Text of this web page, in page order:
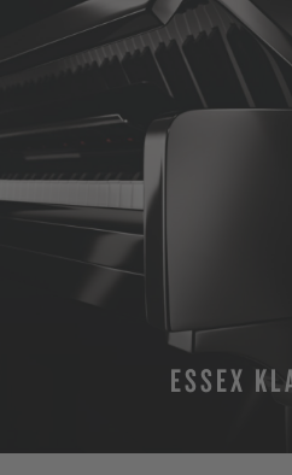
ESSEX